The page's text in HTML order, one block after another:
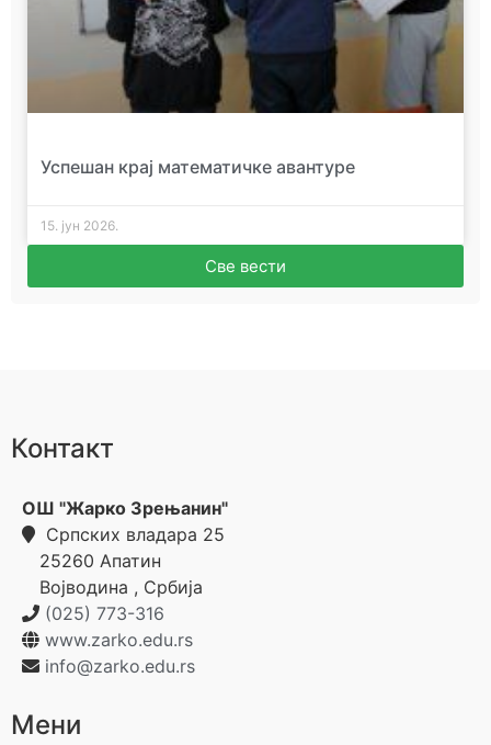
Успешан крај математичке авантуре
15. јун 2026.
Све вести
Контакт
ОШ "Жарко Зрењанин"
Српских владара 25
25260 Апатин
Војводина , Србија
(025) 773-316
www.zarko.edu.rs
info@zarko.edu.rs
Мени